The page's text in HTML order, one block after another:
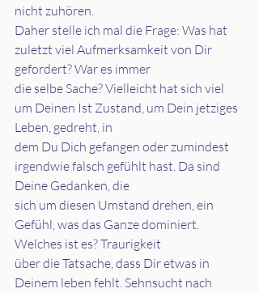
nicht zuhören.
Daher stelle ich mal die Frage: Was hat
zuletzt viel Aufmerksamkeit von Dir
gefordert? War es immer
die selbe Sache? Vielleicht hat sich viel
um Deinen Ist Zustand, um Dein jetziges
Leben, gedreht, in
dem Du Dich gefangen oder zumindest
irgendwie falsch gefühlt hast. Da sind
Deine Gedanken, die
sich um diesen Umstand drehen, ein
Gefühl, was das Ganze dominiert.
Welches ist es? Traurigkeit
über die Tatsache, dass Dir etwas in
Deinem leben fehlt. Sehnsucht nach